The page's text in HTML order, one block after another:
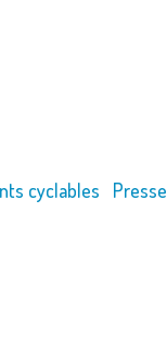
cyclables Presse